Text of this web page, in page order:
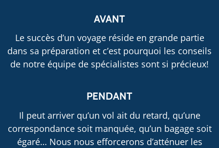
AVANT
Le succès d’un voyage réside en grande partie
dans sa préparation et c’est pourquoi les conseils
de notre équipe de spécialistes sont si précieux!
PENDANT
Il peut arriver qu’un vol ait du retard, qu’une
correspondance soit manquée, qu’un bagage soit
égaré… Nous nous efforcerons d’atténuer les